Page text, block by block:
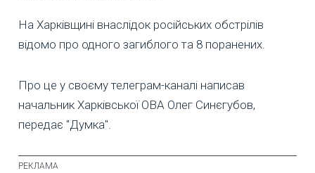
На Харківщині внаслідок російських обстрілів
відомо про одного загиблого та 8 поранених.
Про це у своєму телеграм-каналі написав
начальник Харківської ОВА Олег Синєгубов,
передає "Думка".